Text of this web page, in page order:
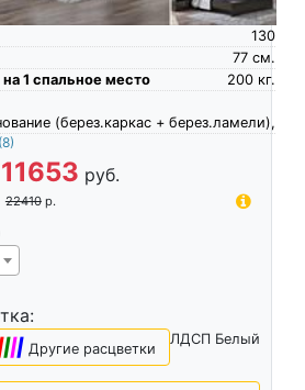
130
см.
77
1 спальное место
кг.
200
(берез.каркас + берез.ламели),
(8)
11653 руб.
22410 р.
ЛДСП Белый
||| Другие расцветки